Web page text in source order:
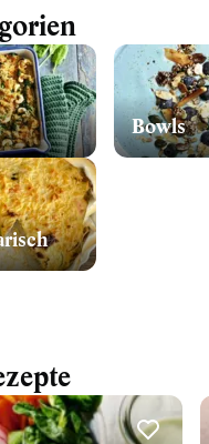
Bowls